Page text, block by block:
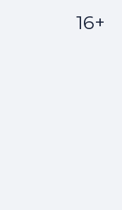
16+